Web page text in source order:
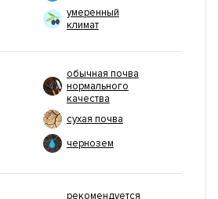
умеренный
климат
обычная почва
нормального
качества
сухая почва
чернозем
рекомендуется